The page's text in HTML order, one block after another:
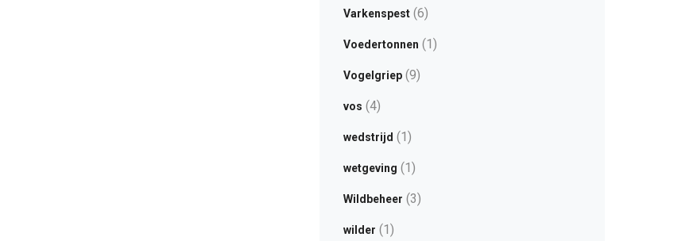
Varkenspest(6)
Voedertonnen (1)
Vogelgriep(9)
vos (4)
wedstrijd (1)
wetgeving (1)
Wildbeheer (3)
wilder (1)